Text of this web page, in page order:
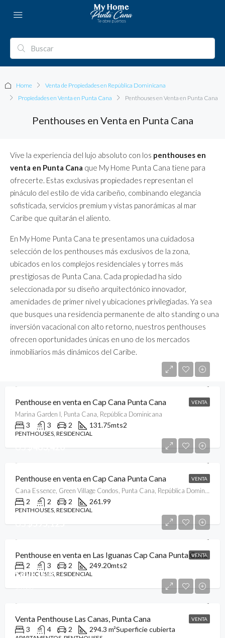
Home
Venta de Propiedades en República Dominicana
Propiedades en Venta en Punta Cana
Penthouses en Venta en Punta Cana
Penthouses en Venta en Punta Cana
Vive la experiencia del lujo absoluto con los penthouses en
venta en Punta Cana que My Home Punta Cana tiene para
ofrecerte. Estas exclusivas propiedades representan el
pináculo del estilo de vida caribeño, combinando elegancia
sofisticada, servicios premium y vistas panorámicas al mar
Caribe que quitarán el aliento.
En My Home Punta Cana te presentamos una cuidadosa
selección de los penthouses más exclusivos de la zona,
ubicados en los complejos residenciales y torres más
prestigiosas de Punta Cana. Cada propiedad ha sido
seleccionada por su diseño arquitectónico innovador,
amenidades de primer nivel y ubicaciones privilegiadas. Ya sea
que busques una residencia permanente de alto standing o una
inversión vacacional con alto retorno, nuestros penthouses
ofrecen oportunidades únicas en uno de los mercados
inmobiliarios más dinámicos del Caribe.
VENTA
Penthouse en venta en Cap Cana Punta Cana
Marina Garden I, Punta Cana, República Dominicana
3 3 2 131.75mts2
PENTHOUSES, RESIDENCIAL
VENTA
US$483,420
Penthouse en venta en Cap Cana Punta Cana
Cana Essence, Green Village Condos, Punta Cana, República Dominicana
2 2 2 261.99
PENTHOUSES, RESIDENCIAL
VENTA
US$595,125
Penthouse en venta en Las Iguanas Cap Cana Punta Cana
2 3 2 249.20mts2
PENTHOUSES, RESIDENCIAL
VENTA
$495,000
$3,800
Venta Penthouse Las Canas, Punta Cana
3 4 2 294.3 m²Superficie cubierta